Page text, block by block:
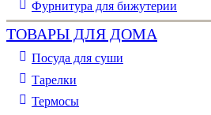
Фурнитура для бижутерии
ТОВАРЫ ДЛЯ ДОМА
Посуда для суши
Тарелки
Термосы